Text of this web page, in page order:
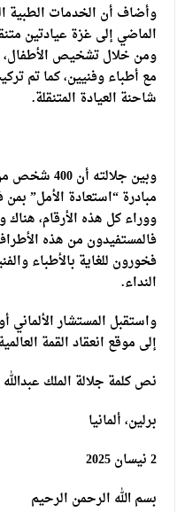
وأضاف أن الخدمات الطبية
الماضي إلى غزة عيادتين
ومن خلال تشخيص الأطفال،
مع أطباء وفنيين، كما تم
شاحنة العيادة المتنقلة.
وبين
مبادرة “استعادة الأمل”
ووراء كل هذه الأرقام،
فالمستفيدون من هذه
فخورون للغاية بالأطباء
النداء.
واستقبل المستشار
إلى موقع انعقاد القمة
نص كلمة جلالة الملك عبدالله
برلين، ألمانيا
2 نيسان 2025
بسم الله الرحمن الرحيم